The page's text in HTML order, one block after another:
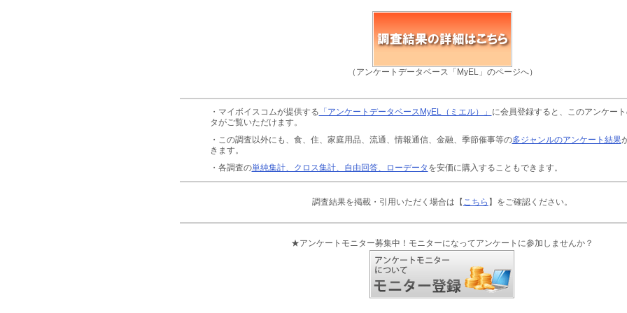
（アンケートデータベース「MyEL」のページへ）
・マイボイスコムが提供する 「アンケートデータベースMyEL（ミエル）」 に会員登録すると、このアンケー
タがご覧いただけます。
・この調査以外にも、食、住、家庭用品、流通、情報通信、金融、季節催事等の多ジャンルのアンケート結果
きます。
・各調査の単純集計、クロス集計、自由回答、ローデータ を安価に購入することもできます。
調査結果を掲載・引用いただく場合は【 こちら 】をご確認ください。
★アンケートモニター募集中！モニターになってアンケートに参加しませんか？